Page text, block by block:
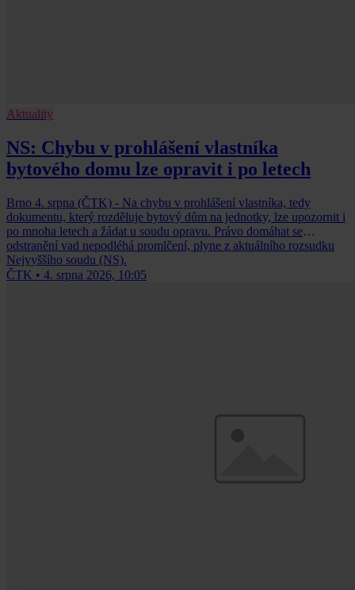
Aktuality
NS: Chybu v prohlášení vlastníka
bytového domu lze opravit i po letech
Brno 4. srpna (ČTK) - Na chybu v prohlášení vlastníka, tedy
dokumentu, který rozděluje bytový dům na jednotky, lze upozornit i
po mnoha letech a žádat u soudu opravu. Právo domáhat se
odstranění vad nepodléhá promlčení, plyne z aktuálního rozsudku
Nejvyššího soudu (NS).
ČTK • 4. srpna 2026, 10:05